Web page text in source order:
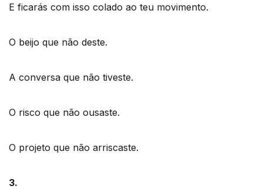
E ficarás com isso colado ao teu movimento.
O beijo que não deste.
A conversa que não tiveste.
O risco que não ousaste.
O projeto que não arriscaste.
3.